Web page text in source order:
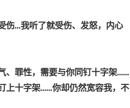
伤...我听了就受伤、发怒，内心
、罪性，需要与你同钉十字架......
上十字架......你却仍然宽容我，不